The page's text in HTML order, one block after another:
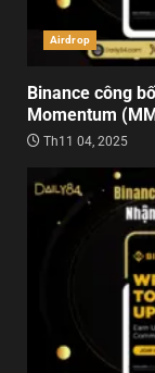
Airdrop
Binance công
Momentum
Th11 04, 2025